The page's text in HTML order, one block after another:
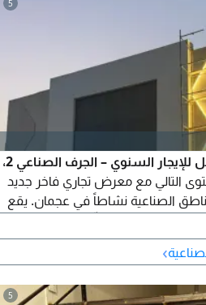
5
معرض تجاري جديد بالكامل للإيجار السنوي – الجرف الصناعي 2،
التالي مع معرض تجاري فاخر جديد
الصناعية نشاطاً في عجمان. يقع
وسهولة في الوصول، واتصال ›
5